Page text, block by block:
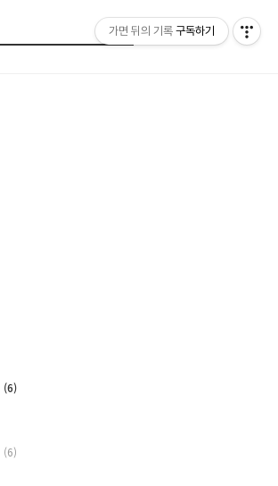
(6)
(6)
가면 뒤의 기록 구독하기